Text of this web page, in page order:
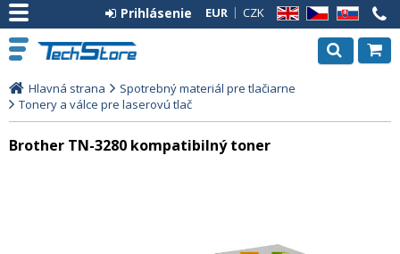
EN CZ SK
EUR CZK
Prihlásenie
Hlavná strana
Spotrebný materiál pre tlačiarne
Tonery a válce pre laserovú tlač
Brother TN-3280 kompatibilný toner